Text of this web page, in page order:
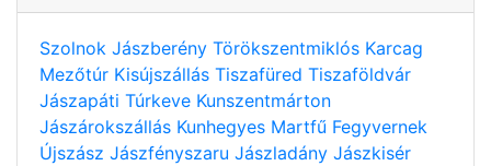
Szolnok Jászberény Törökszentmiklós Karcag
Mezőtúr Kisújszállás Tiszafüred Tiszaföldvár
Jászapáti Túrkeve Kunszentmárton
Jászárokszállás Kunhegyes Martfű Fegyvernek
Újszász Jászfényszaru Jászladány Jászkisér